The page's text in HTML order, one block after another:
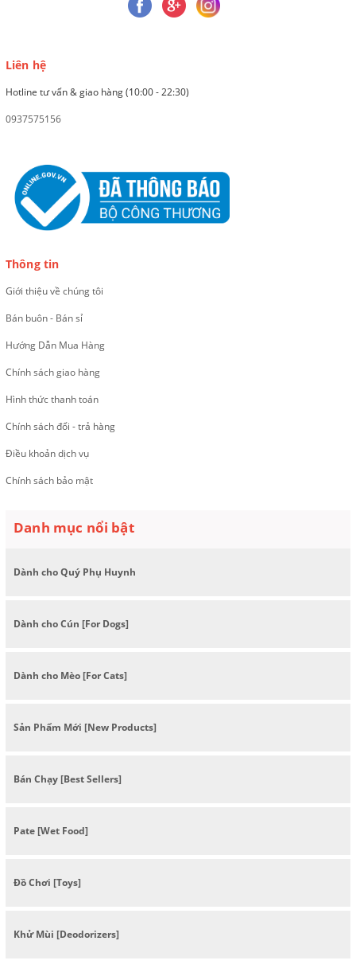
Liên hệ
Hotline tư vấn & giao hàng (10:00 - 22:30)
0937575156
Thông tin
Giới thiệu về chúng tôi
Bán buôn - Bán sỉ
Hướng Dẫn Mua Hàng
Chính sách giao hàng
Hình thức thanh toán
Chính sách đổi - trả hàng
Điều khoản dịch vụ
Chính sách bảo mật
Danh mục nổi bật
Dành cho Quý Phụ Huynh
Dành cho Cún [For Dogs]
Dành cho Mèo [For Cats]
Sản Phẩm Mới [New Products]
Bán Chạy [Best Sellers]
Pate [Wet Food]
Đồ Chơi [Toys]
Khử Mùi [Deodorizers]